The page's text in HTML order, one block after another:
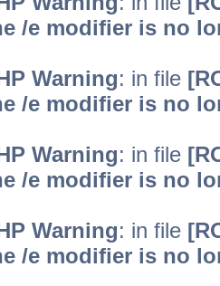
/e modifier is no
Warning: in file
/e modifier is no
Warning: in file
/e modifier is no
Warning: in file
/e modifier is no